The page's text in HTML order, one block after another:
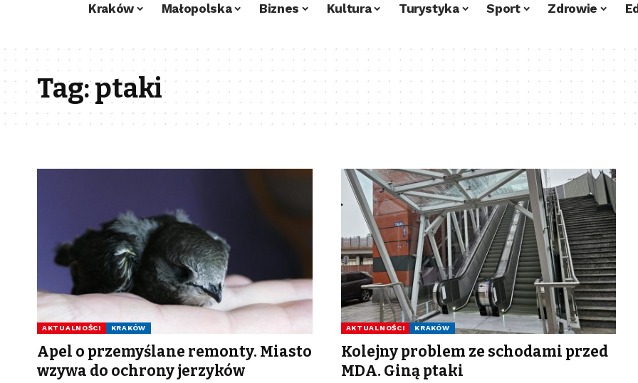
Kraków Małopolska Biznes Kultura Turystyka Sport Zdrowie
Tag:ptaki
AKTUALNOŚCI KRAKÓW
Apel o przemyślane remonty. Miasto
wzywa do ochrony jerzyków
AKTUALNOŚCI KRAKÓW
Kolejny problem ze schodami przed
MDA. Giną ptaki